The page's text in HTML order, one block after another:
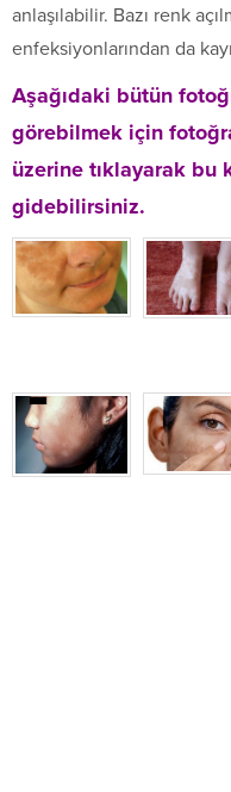
anlaşılabilir. Bazı renk
enfeksiyonlarından da
Aşağıdaki bütün
görebilmek için
üzerine tıklayarak bu
gidebilirsiniz.